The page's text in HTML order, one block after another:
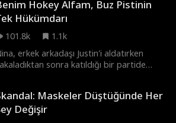
Hokey Alfam, Buz Pistinin
Hükümdarı
101.8k
1.1k
erkek arkadaşı Justin'i aldatırken
sonra katıldığı bir partide
çapkın olduğu için, Nina onunla hiçbir
olmayacağı eğlenceli bir gece
Maskeler Düştüğünde Her
Değişir